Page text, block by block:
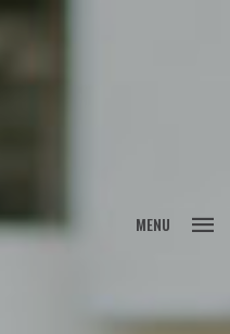
FECHAR
MENU